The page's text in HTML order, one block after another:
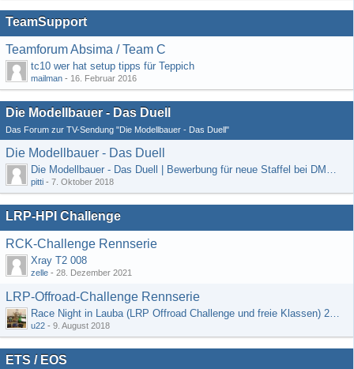
TeamSupport
Teamforum Absima / Team C
tc10 wer hat setup tipps für Teppich
mailman - 16. Februar 2016
Die Modellbauer - Das Duell
Das Forum zur TV-Sendung "Die Modellbauer - Das Duell"
Die Modellbauer - Das Duell
Die Modellbauer - Das Duell | Bewerbung für neue Staffel bei DMAX *Werbung*
pitti - 7. Oktober 2018
LRP-HPI Challenge
RCK-Challenge Rennserie
Xray T2 008
zelle - 28. Dezember 2021
LRP-Offroad-Challenge Rennserie
Race Night in Lauba (LRP Offroad Challenge und freie Klassen) 25/26.08
u22 - 9. August 2018
ETS / EOS